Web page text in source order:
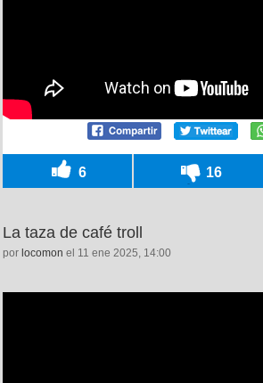
6 16
La taza de café troll
por locomon el 11 ene 2025, 14:00